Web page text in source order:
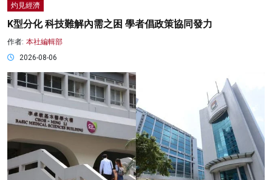
灼見經濟
K型分化 科技難解內需之困 學者倡政策協同發力
作者: 本社編輯部
2026-08-06